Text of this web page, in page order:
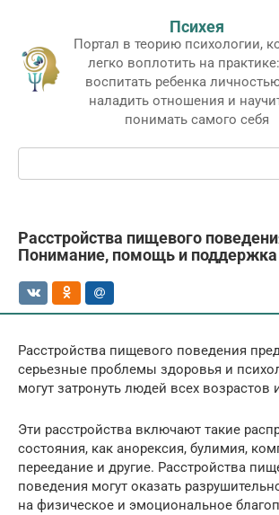
контенту
Психея
Портал в теорию психологии,
легко воплотить на
воспитать ребенка
наладить отношения и
понимать самого себя
Поиск:
Расстройства пищевого
Понимание, помощь и поддержка
Расстройства пищевого поведения
серьезные проблемы здоровья и
могут затронуть людей всех возрастов
Эти расстройства включают такие
состояния, как анорексия, булимия,
переедание и другие. Расстройства
поведения могут оказать
на физическое и эмоциональное